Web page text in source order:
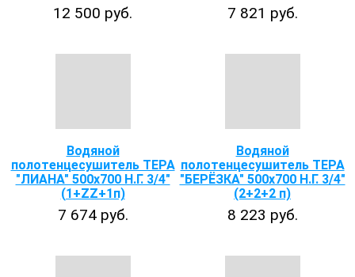
12 500 руб. 7 821 руб.
Водяной
полотенцесушитель ТЕРА
"ЛИАНА" 500х700 Н.Г. 3/4"
(1+ZZ+1п)
7 674 руб.
Водяной
полотенцесушитель ТЕРА
"БЕРЁЗКА" 500х700 Н.Г. 3/4"
(2+2+2 п)
8 223 руб.